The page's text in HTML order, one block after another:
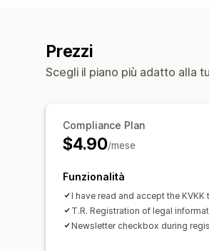
Prezzi
Scegli il piano più adatto alla
Compliance Plan
$4.90/mese
Funzionalità
I have read and accept the
T.R. Registration of legal
Newsletter checkbox during